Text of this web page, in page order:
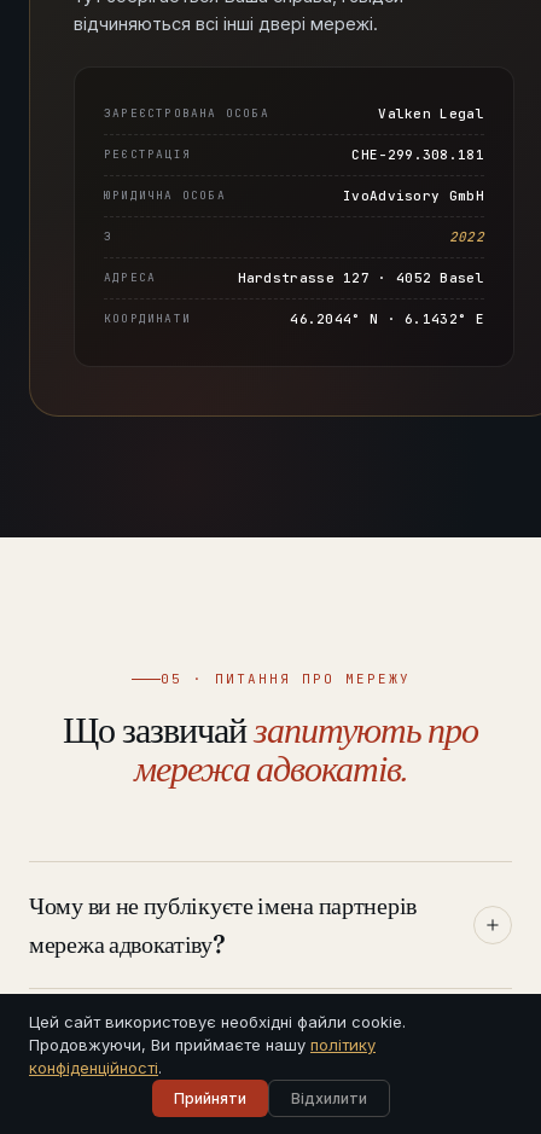
відчиняються всі інші двері мережі.
ЗАРЕЄСТРОВАНА ОСОБА Valken Legal
РЕЄСТРАЦІЯ CHE-299.308.181
ЮРИДИЧНА ОСОБА IvoAdvisory GmbH
З 2022
АДРЕСА Hardstrasse 127 · 4052 Basel
КООРДИНАТИ 46.2044° N · 6.1432° E
05 · ПИТАННЯ ПРО МЕРЕЖУ
Що зазвичайзапитують про
мережа адвокатів.
Чому ви не публікуєте імена партнерів
мережа адвокатіву?
Якщо партнер у Варшаві веде мою справу,
хто насправді є моїм адвокатом?
Цей сайт використовує необхідні файли cookie.
Продовжуючи, Ви приймаєте нашу політику
конфіденційності.
Прийняти Відхилити